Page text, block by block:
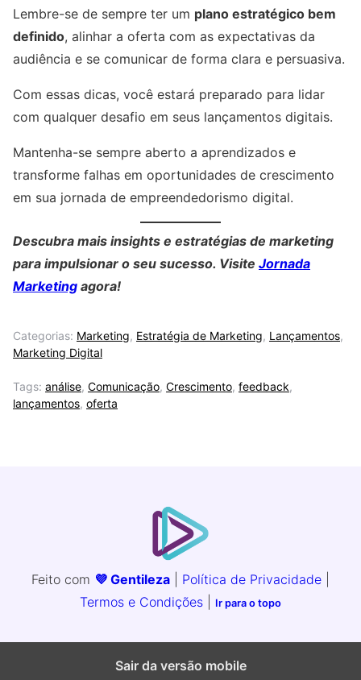
Lembre-se de sempre ter um plano estratégico bem
definido, alinhar a oferta com as expectativas da
audiência e se comunicar de forma clara e persuasiva.
Com essas dicas, você estará preparado para lidar
com qualquer desafio em seus lançamentos digitais.
Mantenha-se sempre aberto a aprendizados e
transforme falhas em oportunidades de crescimento
em sua jornada de empreendedorismo digital.
Descubra mais insights e estratégias de marketing
para impulsionar o seu sucesso. Visite Jornada
Marketing agora!
Categorias: Marketing, Estratégia de Marketing, Lançamentos,
Marketing Digital
Tags: análise, Comunicação, Crescimento, feedback,
lançamentos, oferta
Feito com 💜 Gentileza Política de Privacidade
Termos e Condições
Ir para o topo
Sair da versão mobile